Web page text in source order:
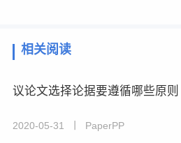
相关阅读
议论文选择论据要遵循哪些原则
2020-05-31 丨 PaperPP